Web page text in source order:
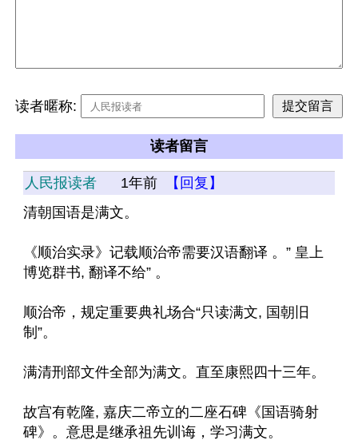
读者暱称:
读者留言
人民报读者 1年前
【回复】
清朝国语是满文。
《顺治实录》记载顺治帝需要汉语翻译 。” 皇上
博览群书, 翻译不给” 。
顺治帝，规定重要典礼场合“只读满文, 国朝旧
制”。
满清刑部文件全部为满文。直至康熙四十三年。
故宫有乾隆, 嘉庆二帝立的二座石碑《国语骑射
碑》。意思是继承祖先训诲，学习满文。